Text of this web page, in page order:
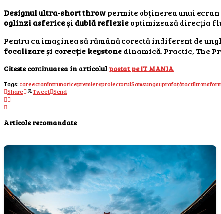
Designul ultra-short throwpermite obținerea unui ecran
oglinzi asfericeși dublă reflexieoptimizează direcția
Pentru ca imaginea să rămână corectă indiferent de
focalizareși corecție keystonedinamică. Practic, The
Citeste continuarea in articolul postat pe IT MANIA
Tags:careecranîntrunoricepremiereproiectorulSamsungsuprafațătactil
Share
Tweet Send
Articole recomandate